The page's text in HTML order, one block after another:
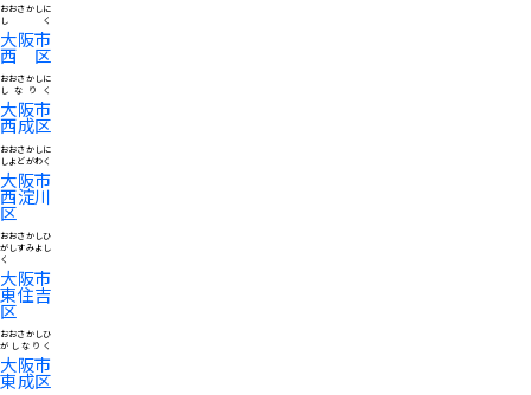
大阪市
西区
おおさかしに
しく
大阪市
西成区
おおさかしに
しなりく
大阪市
西淀川
区
おおさかしに
しよどがわく
大阪市
東住吉
区
おおさかしひ
がしすみよし
く
大阪市
東成区
おおさかしひ
がしなりく